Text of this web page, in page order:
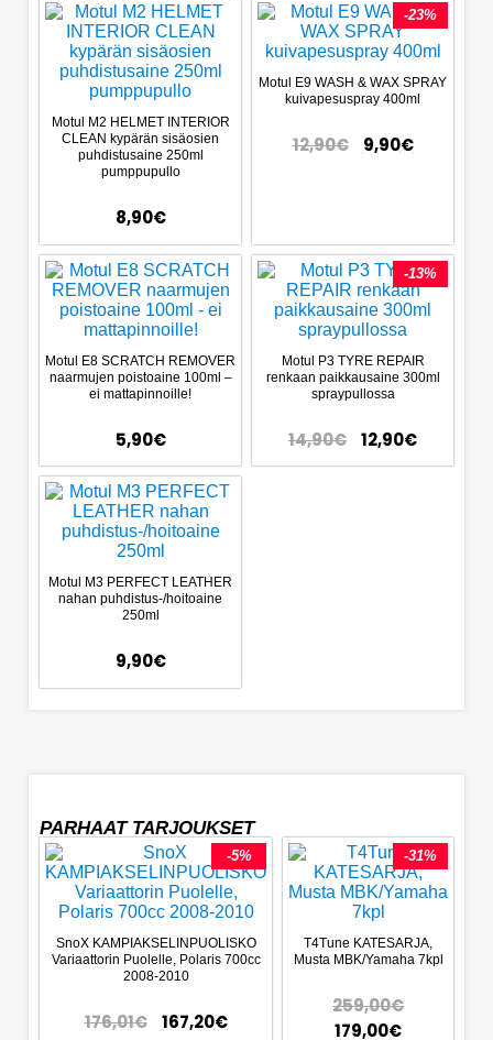
Motul M2 HELMET INTERIOR
CLEAN kypärän sisäosien
puhdistusaine 250ml
pumppupullo
8,90€
-23%
Motul E9 WASH & WAX SPRAY
kuivapesuspray 400ml
12,90€ 9,90€
Motul E8 SCRATCH REMOVER
naarmujen poistoaine 100ml –
ei mattapinnoille!
5,90€
-13%
Motul P3 TYRE REPAIR
renkaan paikkausaine 300ml
spraypullossa
14,90€ 12,90€
Motul M3 PERFECT LEATHER
nahan puhdistus-/hoitoaine
250ml
9,90€
PARHAAT TARJOUKSET
-5%
SnoX KAMPIAKSELINPUOLISKO
Variaattorin Puolelle, Polaris 700cc
2008-2010
176,01€ 167,20€
-31%
T4Tune KATESARJA,
Musta MBK/Yamaha 7kpl
259,00€
179,00€